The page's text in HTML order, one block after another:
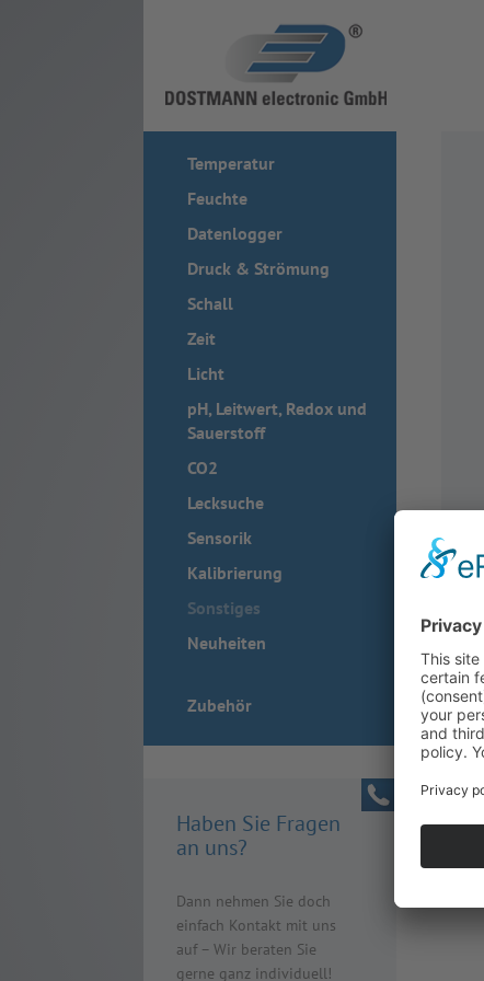
Temperatur
Feuchte
Datenlogger
Druck & Strömung
Schall
Zeit
Licht
pH, Leitwert, Redox und
Sauerstoff
CO2
Lecksuche
Sensorik
Kalibrierung
Sonstiges
Neuheiten
Zubehör
Haben Sie Fragen
an uns?
Dann nehmen Sie doch
einfach Kontakt mit uns
auf – Wir beraten Sie
gerne ganz individuell!